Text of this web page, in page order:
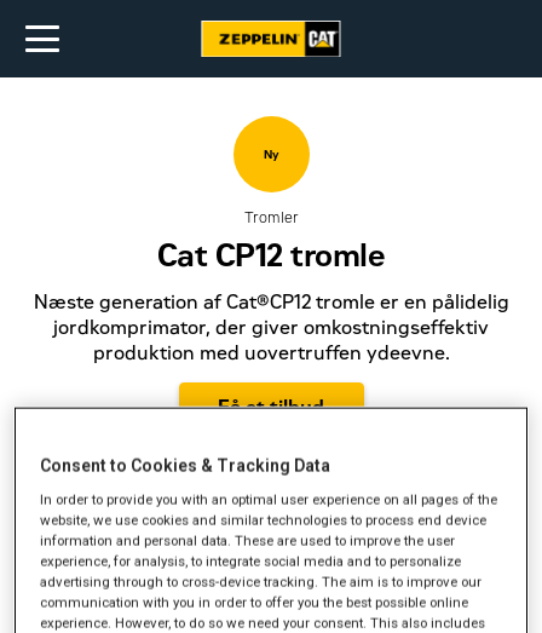
Ny
Tromler
Cat CP12 tromle
Næste generation af Cat®CP12 tromle er en pålidelig
jordkomprimator, der giver omkostningseffektiv
produktion med uovertruffen ydeevne.
Få et tilbud
Motorydelse 157 hk
Vægt 12.260 kg
Consent to Cookies & Tracking Data
In order to provide you with an optimal user experience on all pages of the
website, we use cookies and similar technologies to process end device
information and personal data. These are used to improve the user
experience, for analysis, to integrate social media and to personalize
advertising through to cross-device tracking. The aim is to improve our
communication with you in order to offer you the best possible online
experience. However, to do so we need your consent. This also includes